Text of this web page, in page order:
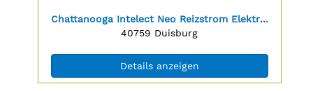
Info:
Titel:
Chattanooga Intelect Neo Reizstrom Elektrotherapiegerät
Postleitzahl:
40759 Ort:
Duisburg
Details anzeigen(ID: 2060122)